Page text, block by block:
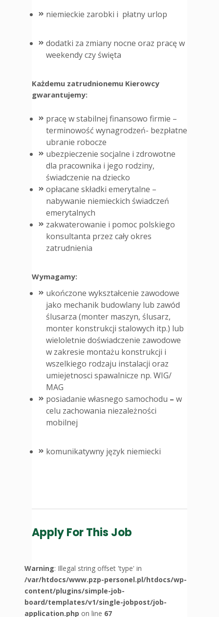
niemieckie zarobki i płatny urlop
dodatki za zmiany nocne oraz pracę w
weekendy czy święta
Każdemu zatrudnionemu Kierowcy
gwarantujemy:
pracę w stabilnej finansowo firmie –
terminowość wynagrodzeń- bezpłatne
ubranie robocze
ubezpieczenie socjalne i zdrowotne
dla pracownika i jego rodziny,
świadczenie na dziecko
opłacane składki emerytalne –
nabywanie niemieckich świadczeń
emerytalnych
zakwaterowanie i pomoc polskiego
konsultanta przez cały okres
zatrudnienia
Wymagamy:
ukończone wykształcenie zawodowe
jako mechanik budowlany lub zawód
ślusarza (monter maszyn, ślusarz,
monter konstrukcji stalowych itp.) lub
wieloletnie doświadczenie zawodowe
w zakresie montażu konstrukcji i
wszelkiego rodzaju instalacji oraz
umiejetnosci spawalnicze np. WIG/
MAG
posiadanie własnego samochodu – w
celu zachowania niezależności
mobilnej
komunikatywny język niemiecki
Apply For This Job
Warning: Illegal string offset 'type' in
/var/htdocs/www.pzp-personel.pl/htdocs/wp-
content/plugins/simple-job-
board/templates/v1/single-jobpost/job-
application.php on line 67